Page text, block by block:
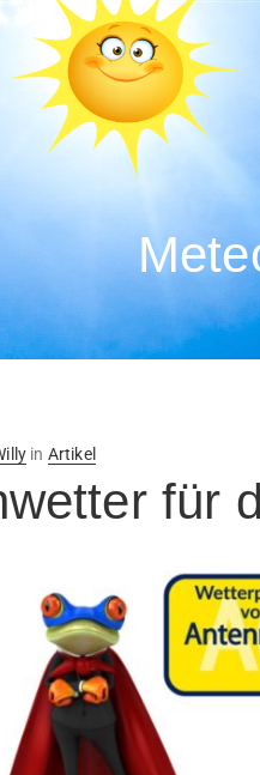
in Artikel
für